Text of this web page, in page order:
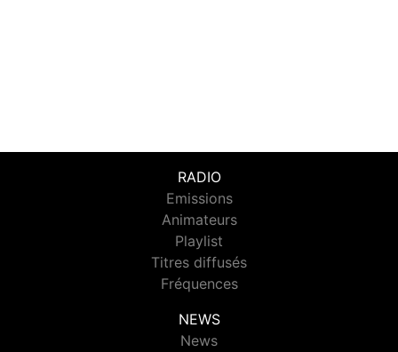
RADIO
Emissions
Animateurs
Playlist
Titres diffusés
Fréquences
NEWS
News